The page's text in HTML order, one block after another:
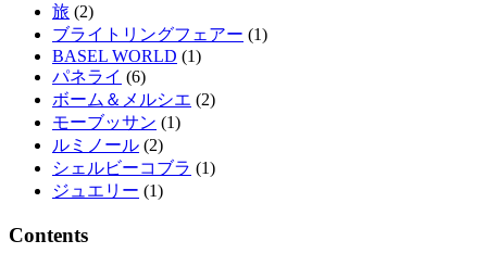
旅 (2)
ブライトリングフェアー (1)
BASEL WORLD (1)
パネライ (6)
ボーム＆メルシエ (2)
モーブッサン (1)
ルミノール (2)
シェルビーコブラ (1)
ジュエリー (1)
Contents